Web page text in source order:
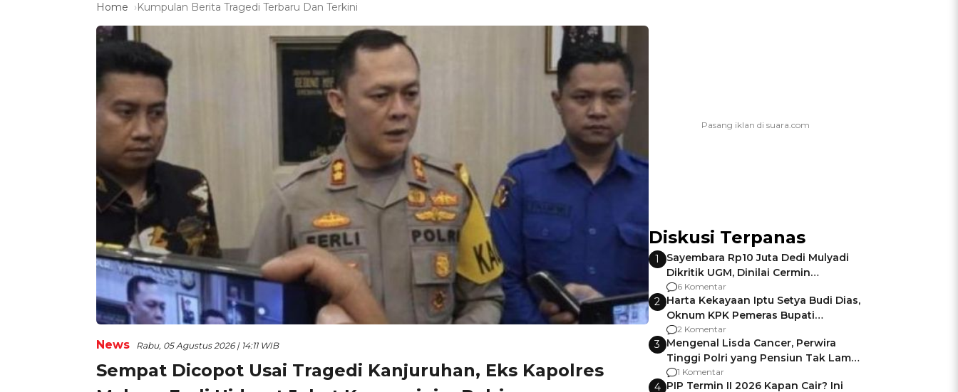
Home Kumpulan Berita Tragedi Terbaru Dan Terkini
News Rabu, 05 Agustus 2026 | 14:11 WIB
Sempat Dicopot Usai Tragedi Kanjuruhan, Eks Kapolres
Diskusi Terpanas
1
Sayembara Rp10 Juta Dedi Mulyadi
Dikritik UGM, Dinilai Cermin
Gagalnya Negara Jamin Keamanan
6 Komentar
2 Harta Kekayaan Iptu Setya Budi Dias,
Oknum KPK Pemeras Bupati
Pemalang
2 Komentar
3 Mengenal Lisda Cancer, Perwira
Tinggi Polri yang Pensiun Tak Lama
Usai Jadi Brigjen
1 Komentar
4 PIP Termin II 2026 Kapan Cair? Ini